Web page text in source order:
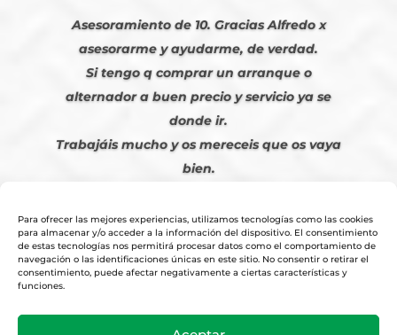
Para ofrecer las mejores experiencias, utilizamos tecnologías como las cookies
para almacenar y/o acceder a la información del dispositivo. El consentimiento
de estas tecnologías nos permitirá procesar datos como el comportamiento de
navegación o las identificaciones únicas en este sitio. No consentir o retirar el
consentimiento, puede afectar negativamente a ciertas características y
funciones.
Asesoramiento de 10. Gracias Alfredo x
asesorarme y ayudarme, de verdad.
Si tengo q comprar un arranque o
alternador a buen precio y servicio ya se
donde ir.
Trabajáis mucho y os mereceis que os vaya
bien.